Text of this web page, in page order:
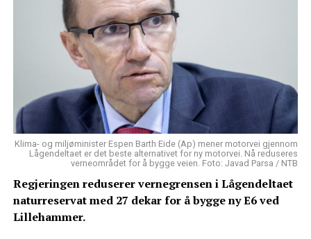
Klima- og miljøminister Espen Barth Eide (Ap) mener motorvei gjennom
Lågendeltaet er det beste alternativet for ny motorvei. Nå reduseres
verneområdet for å bygge veien. Foto: Javad Parsa / NTB
Regjeringen reduserer vernegrensen i Lågendeltaet
naturreservat med 27 dekar for å bygge ny E6 ved
Lillehammer.